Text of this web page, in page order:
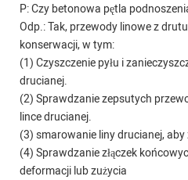
P: Czy betonowa pętla
Odp.: Tak, przewody linowe z
konserwacji, w tym:
(1) Czyszczenie pyłu i
drucianej.
(2) Sprawdzanie zepsutych
lince drucianej.
(3) smarowanie liny drucianej,
(4) Sprawdzanie złączek
deformacji lub zużycia